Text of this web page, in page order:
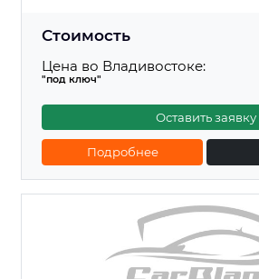
Стоимость
Цена во Владивостоке:
"под ключ"
Оставить заявку
Подробнее